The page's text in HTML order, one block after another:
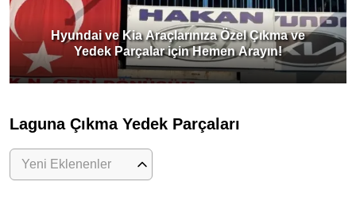
Hyundai ve Kia Araçlarınıza Özel Çıkma ve
Yedek Parçalar için Hemen Arayın!
Laguna Çıkma Yedek Parçaları
Yeni Eklenenler